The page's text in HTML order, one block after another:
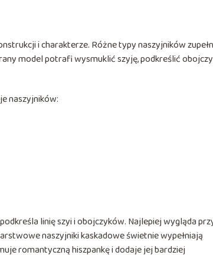
i charakterze. Różne typy naszyjników
model potrafi wysmuklić szyję, podkreślić
naszyjników:
linię szyi i obojczyków. Najlepiej wygląda
naszyjniki kaskadowe świetnie wypełniają
romantyczną hiszpankę i dodaje jej bardziej